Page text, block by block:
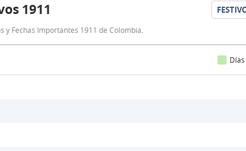
Festivos
Colombia
1911
y Fechas Importantes 1911 de Colombia.